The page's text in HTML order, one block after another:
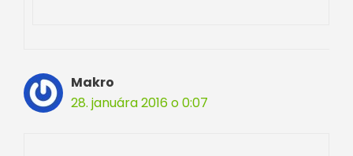
Makro
28. januára 2016 o 0:07